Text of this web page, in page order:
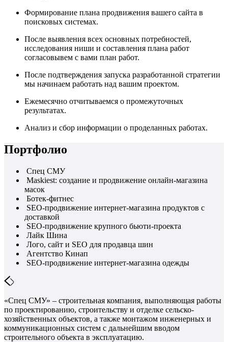
Формирование плана продвижения вашего сайта в
поисковых системах.
После выявления всех основных потребностей,
исследования ниши и составления плана работ
согласовывем с вами план работ.
После подтверждения запуска разработанной стратегии
мы начинаем работать над вашим проектом.
Ежемесячно отчитываемся о промежуточных
результатах.
Анализ и сбор информации о проделанных работах.
Портфолио
Спец СМУ
Maskiest: создание и продвижение онлайн-магазина
масок
Ботек-фитнес
SEO-продвижение интернет-магазина продуктов с
доставкой
SEO-продвижение крупного бьюти-проекта
Лайк Шина
Лого, сайт и SEO для продавца шин
Агентство Кинап
SEO-продвижение интернет-магазина одежды
«Спец СМУ» – строительная компания, выполняющая работы
по проектированию, строительству и отделке сельско-
хозяйственных объектов, а также монтажом инженерных и
коммуникационных систем с дальнейшим вводом
строительного объекта в эксплуатацию.